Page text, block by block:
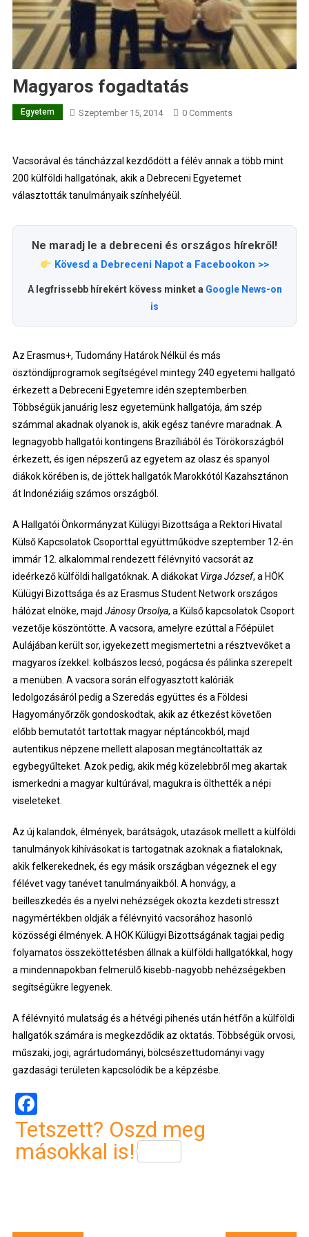
Magyaros fogadtatás
Egyetem Szeptember 15, 2014 0 Comments
Vacsorával és táncházzal kezdődött a félév annak a több mint
200 külföldi hallgatónak, akik a Debreceni Egyetemet
választották tanulmányaik színhelyéül.
Ne maradj le a debreceni és országos hírekről!
Kövesd a Debreceni Napot a Facebookon >>
A legfrissebb hírekért kövess minket a Google News-on
is
Az Erasmus+, Tudomány Határok Nélkül és más
ösztöndíjprogramok segítségével mintegy 240 egyetemi hallgató
érkezett a Debreceni Egyetemre idén szeptemberben.
Többségük januárig lesz egyetemünk hallgatója, ám szép
számmal akadnak olyanok is, akik egész tanévre maradnak. A
legnagyobb hallgatói kontingens Brazíliából és Törökországból
érkezett, és igen népszerű az egyetem az olasz és spanyol
diákok körében is, de jöttek hallgatók Marokkótól Kazahsztánon
át Indonéziáig számos országból.
A Hallgatói Önkormányzat Külügyi Bizottsága a Rektori Hivatal
Külső Kapcsolatok Csoporttal együttműködve szeptember 12-én
immár 12. alkalommal rendezett félévnyitó vacsorát az
ideérkező külföldi hallgatóknak. A diákokat Virga József, a HÖK
Külügyi Bizottsága és az Erasmus Student Network országos
hálózat elnöke, majd Jánosy Orsolya, a Külső kapcsolatok Csoport
vezetője köszöntötte. A vacsora, amelyre ezúttal a Főépület
Aulájában került sor, igyekezett megismertetni a résztvevőket a
magyaros ízekkel: kolbászos lecsó, pogácsa és pálinka szerepelt
a menüben. A vacsora során elfogyasztott kalóriák
ledolgozásáról pedig a Szeredás együttes és a Földesi
Hagyományőrzők gondoskodtak, akik az étkezést követően
előbb bemutatót tartottak magyar néptáncokból, majd
autentikus népzene mellett alaposan megtáncoltatták az
egybegyűlteket. Azok pedig, akik még közelebbről meg akartak
ismerkedni a magyar kultúrával, magukra is ölthették a népi
viseleteket.
Az új kalandok, élmények, barátságok, utazások mellett a külföldi
tanulmányok kihívásokat is tartogatnak azoknak a fiataloknak,
akik felkerekednek, és egy másik országban végeznek el egy
félévet vagy tanévet tanulmányaikból. A honvágy, a
beilleszkedés és a nyelvi nehézségek okozta kezdeti stresszt
nagymértékben oldják a félévnyitó vacsorához hasonló
közösségi élmények. A HÖK Külügyi Bizottságának tagjai pedig
folyamatos összeköttetésben állnak a külföldi hallgatókkal, hogy
a mindennapokban felmerülő kisebb-nagyobb nehézségekben
segítségükre legyenek.
A félévnyitó mulatság és a hétvégi pihenés után hétfőn a külföldi
hallgatók számára is megkezdődik az oktatás. Többségük orvosi,
műszaki, jogi, agrártudományi, bölcsészettudományi vagy
gazdasági területen kapcsolódik be a képzésbe.
Facebook
Tetszett? Oszd meg
másokkal is!